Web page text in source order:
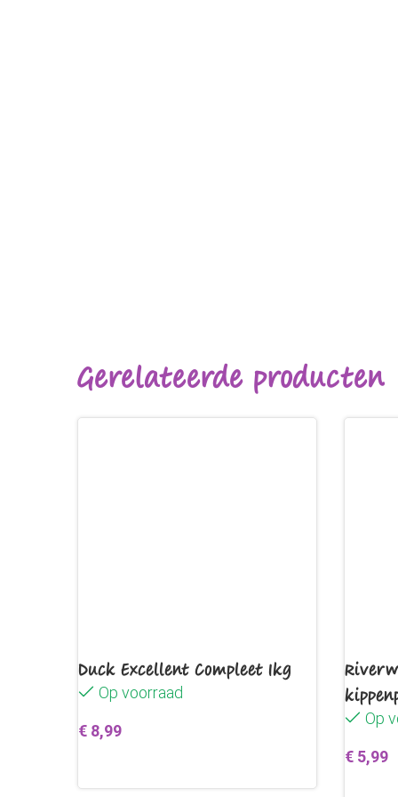
Gerelateerde producten
Duck Excellent Compleet 1kg
Op voorraad
€ 8,99
Op
€ 5,99